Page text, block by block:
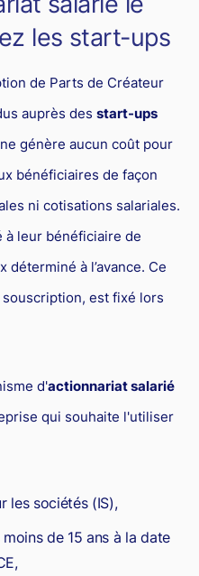
énergies renouvelables
(R.S.E)
les start-ups
de Parts de Créateur
auprès des start-ups
génère aucun coût pour
bénéficiaires de façon
ni cotisations salariales.
à leur bénéficiaire de
à l’avance. Ce
est fixé lors
d'actionnariat salarié
qui souhaite l'utiliser
les sociétés (IS),
de 15 ans à la date